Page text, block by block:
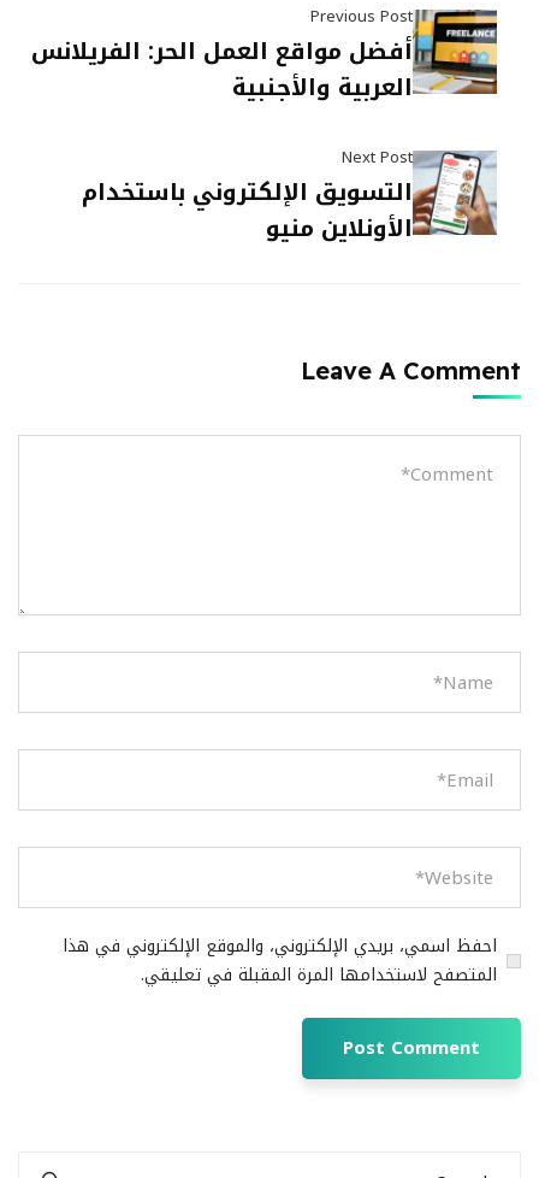
Previous Post
أفضل مواقع العمل الحر: الفريلانس
العربية والأجنبية
Next Post
التسويق الإلكتروني باستخدام
الأونلاين منيو
Leave A Comment
احفظ اسمي، بريدي الإلكتروني، والموقع الإلكتروني في هذا
المتصفح لاستخدامها المرة المقبلة في تعليقي.